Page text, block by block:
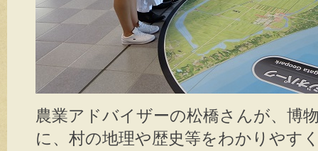
農業アドバイザーの松橋さんが、博
に、村の地理や歴史等をわかりやす